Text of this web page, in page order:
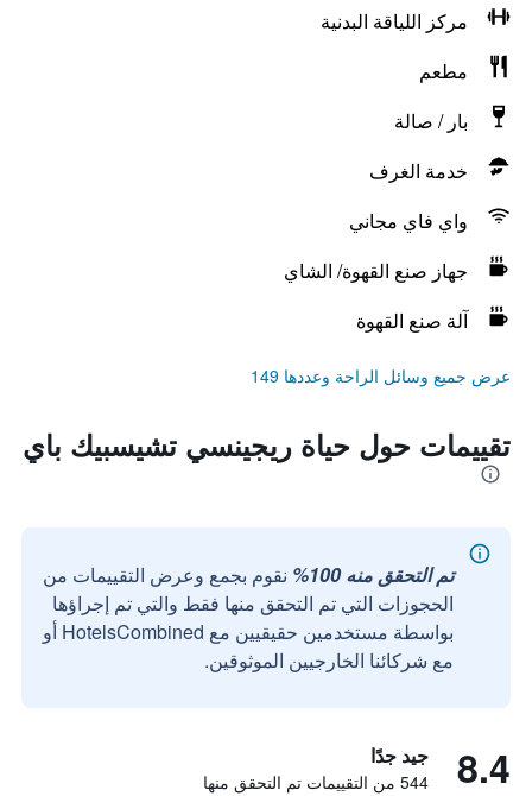
مركز اللياقة البدنية
مطعم
بار / صالة
خدمة الغرف
واي فاي مجاني
جهاز صنع القهوة/ الشاي
آلة صنع القهوة
عرض جميع وسائل الراحة وعددها 149
تقييمات حول حياة ريجينسي تشيسبيك باي
تم التحقق منه 100%
نقوم بجمع وعرض التقييمات من
الحجوزات التي تم التحقق منها فقط والتي تم إجراؤها
بواسطة مستخدمين حقيقيين مع HotelsCombined أو
مع شركائنا الخارجيين الموثوقين.
8.4 جيد جدًا
544 من التقييمات تم التحقق منها